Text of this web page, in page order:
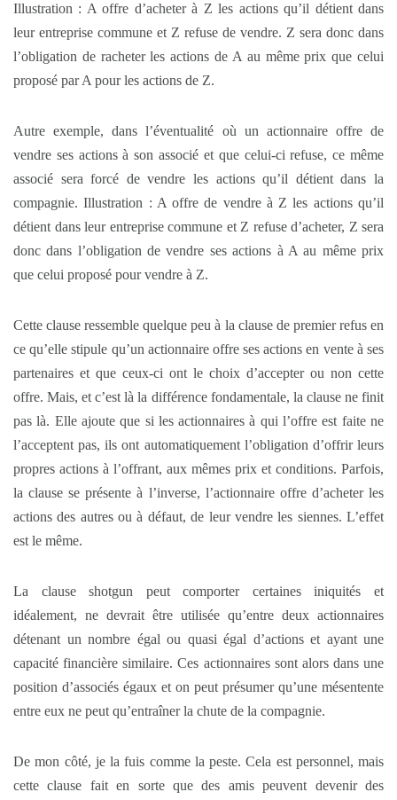
Illustration : A offre d’acheter à Z les actions qu’il détient dans
leur entreprise commune et Z refuse de vendre. Z sera donc dans
l’obligation de racheter les actions de A au même prix que celui
proposé par A pour les actions de Z.
Autre exemple, dans l’éventualité où un actionnaire offre de
vendre ses actions à son associé et que celui-ci refuse, ce même
associé sera forcé de vendre les actions qu’il détient dans la
compagnie. Illustration : A offre de vendre à Z les actions qu’il
détient dans leur entreprise commune et Z refuse d’acheter, Z sera
donc dans l’obligation de vendre ses actions à A au même prix
que celui proposé pour vendre à Z.
Cette clause ressemble quelque peu à la clause de premier refus en
ce qu’elle stipule qu’un actionnaire offre ses actions en vente à ses
partenaires et que ceux-ci ont le choix d’accepter ou non cette
offre. Mais, et c’est là la différence fondamentale, la clause ne finit
pas là. Elle ajoute que si les actionnaires à qui l’offre est faite ne
l’acceptent pas, ils ont automatiquement l’obligation d’offrir leurs
propres actions à l’offrant, aux mêmes prix et conditions. Parfois,
la clause se présente à l’inverse, l’actionnaire offre d’acheter les
actions des autres ou à défaut, de leur vendre les siennes. L’effet
est le même.
La clause shotgun peut comporter certaines iniquités et
idéalement, ne devrait être utilisée qu’entre deux actionnaires
détenant un nombre égal ou quasi égal d’actions et ayant une
capacité financière similaire. Ces actionnaires sont alors dans une
position d’associés égaux et on peut présumer qu’une mésentente
entre eux ne peut qu’entraîner la chute de la compagnie.
De mon côté, je la fuis comme la peste. Cela est personnel, mais
cette clause fait en sorte que des amis peuvent devenir des